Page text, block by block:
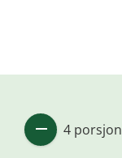
4 porsjon